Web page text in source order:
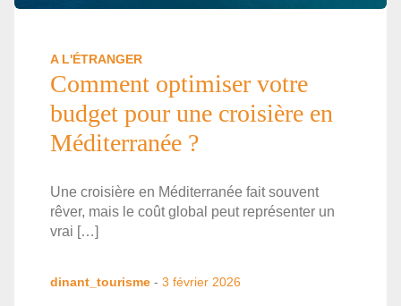
A L'ÉTRANGER
Comment optimiser votre
budget pour une croisière en
Méditerranée ?
Une croisière en Méditerranée fait souvent
rêver, mais le coût global peut représenter un
vrai […]
dinant_tourisme - 3 février 2026